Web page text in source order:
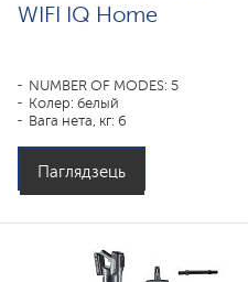
WIFI IQ Home
NUMBER OF MODES: 5
Колер: белый
Вага нета, кг: 6
Паглядзець